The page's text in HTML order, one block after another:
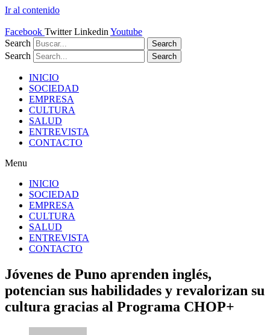
Ir al contenido
Facebook Twitter Linkedin Youtube
Search
Search
Search Search
INICIO
SOCIEDAD
EMPRESA
CULTURA
SALUD
ENTREVISTA
CONTACTO
Menu
INICIO
SOCIEDAD
EMPRESA
CULTURA
SALUD
ENTREVISTA
CONTACTO
Jóvenes de Puno aprenden inglés,
potencian sus habilidades y revalorizan su
cultura gracias al Programa CHOP+